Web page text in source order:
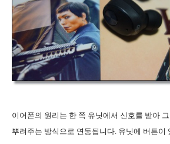
이어폰의 원리는 한 쪽 유닛에서 신호를 받아
뿌려주는 방식으로 연동됩니다. 유닛에 버튼이